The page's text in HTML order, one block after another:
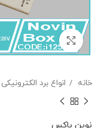
برای بزرگنمایی
خانه انواع برد الکترونیکی
نوین باکس